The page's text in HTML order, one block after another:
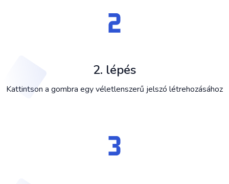
2. lépés
Kattintson a gombra egy véletlenszerű jelszó létrehozásához